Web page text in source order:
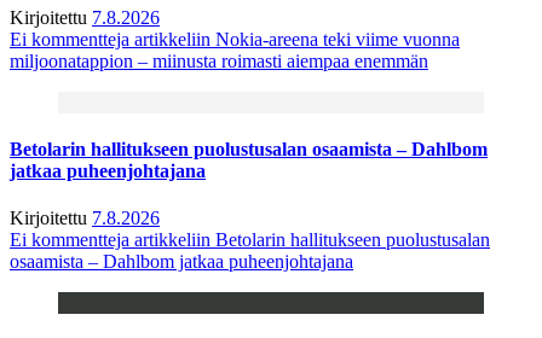
Kirjoitettu 7.8.2026
Ei kommentteja artikkeliin Nokia-areena teki viime vuonna
miljoonatappion – miinusta roimasti aiempaa enemmän
Betolarin hallitukseen puolustusalan osaamista – Dahlbom
jatkaa puheenjohtajana
Kirjoitettu 7.8.2026
Ei kommentteja artikkeliin Betolarin hallitukseen puolustusalan
osaamista – Dahlbom jatkaa puheenjohtajana